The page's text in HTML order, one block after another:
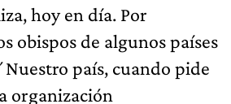
hoy en día. Por
obispos de algunos países
país, cuando pide
organización